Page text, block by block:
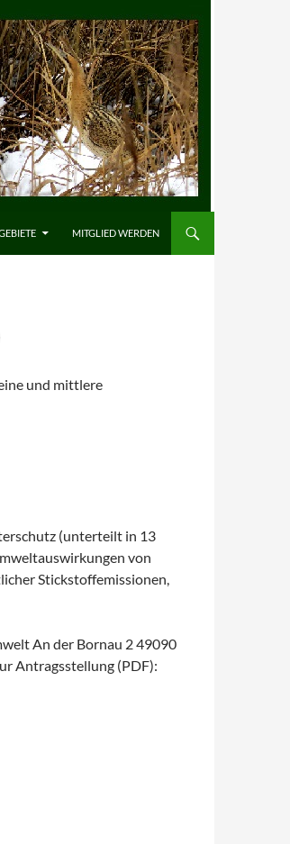
MITGLIED WERDEN
und mittlere
(unterteilt in 13
von
Stickstoffemissionen,
An der Bornau 2 49090
Antragsstellung (PDF):